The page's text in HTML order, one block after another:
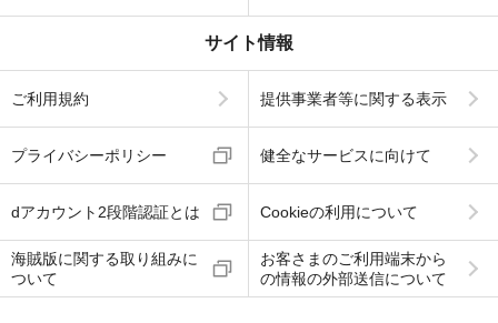
サイト情報
ご利用規約 提供事業者等に関する表示
プライバシーポリシー 健全なサービスに向けて
dアカウント2段階認証とは Cookieの利用について
海賊版に関する取り組みに
ついて
お客さまのご利用端末から
の情報の外部送信について